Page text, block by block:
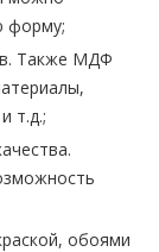
форму;
Также МДФ
т.д.;
обоями